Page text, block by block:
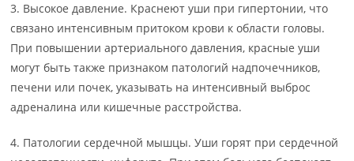
3. Высокое давление. Краснеют уши при гипертонии, что
связано интенсивным притоком крови к области головы.
При повышении артериального давления, красные уши
могут быть также признаком патологий надпочечников,
печени или почек, указывать на интенсивный выброс
адреналина или кишечные расстройства.
4. Патологии сердечной мышцы. Уши горят при сердечной